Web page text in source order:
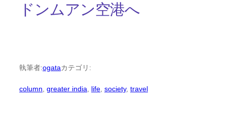
ドンムアン空港へ
執筆者:ogataカテゴリ:
column, greater india, life, society, travel